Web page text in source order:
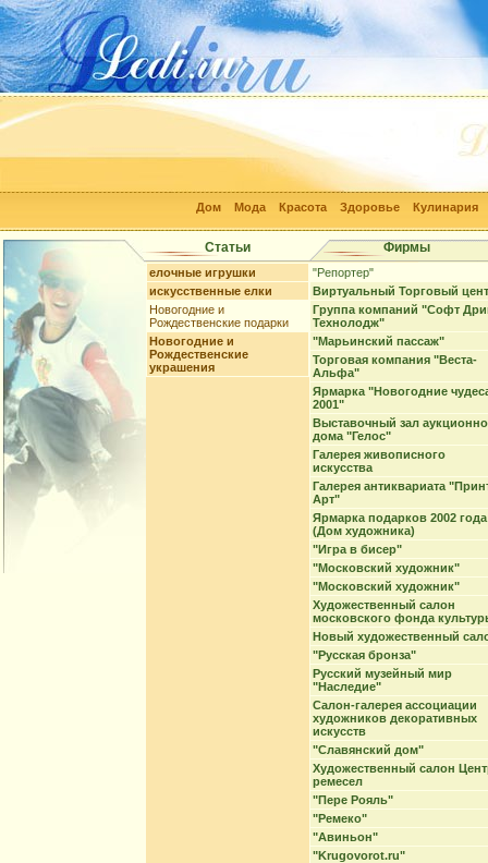
Дом Мода Красота Здоровье Кулинария
Статьи Фирмы
елочные игрушки
искусственные елки
Новогодние и
Рождественские подарки
Новогодние и
Рождественские
украшения
"Репортер"
Виртуальный Торговый
Группа компаний "Софт
Технолодж"
"Марьинский пассаж"
Торговая компания "Веста-
Альфа"
Ярмарка "Новогодние
2001"
Выставочный зал
дома "Гелос"
Галерея живописного
искусства
Галерея антиквариата
Арт"
Ярмарка подарков 2002 года
(Дом художника)
"Игра в бисер"
"Московский художник"
"Московский художник"
Художественный салон
московского фонда
Новый художественный
"Русская бронза"
Русский музейный мир
"Наследие"
Салон-галерея ассоциации
художников декоративных
искусств
"Славянский дом"
Художественный салон
ремесел
"Пере Рояль"
"Ремеко"
"Авиньон"
"Krugovorot.ru"